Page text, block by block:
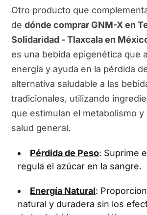
Otro producto que
de dónde comprar GNM-X en
Solidaridad - Tlaxcala en
es una bebida epigenética que
energía y ayuda en la pérdida
alternativa saludable a las
tradicionales, utilizando
que estimulan el metabolismo
salud general.
Pérdida de Peso: Suprime
regula el azúcar en la sangre.
Energía Natural:
natural y duradera sin los